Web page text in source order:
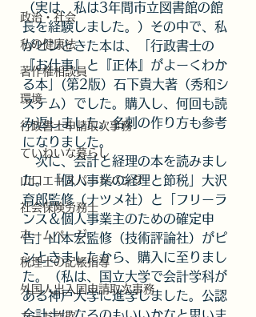
政治・社会
私の健康法
著作権相談員
環境
行政書士申請取次事務
ていねいな暮らし
山口エキスパートバンク
社会保険労務士
ホームページ
税理士の記帳指導
外国人出入国申請取次事務
（実は、私は3年間市立図書館の館
長を経験しました。）その中で、私
がピンときた本は、「行政書士の
『お仕事』と『正体』がよーくわか
る本」(第2版）石下貴大著（秀和シ
ステム）でした。購入し、何回も読
み返しました。名刺の作り方も参考
になりました。
次に、会計と経理の本を読みまし
た。「個人事業の経理と節税」大沢
育郎監修（ナツメ社）と「フリーラ
ンス＆個人事業主のための確定申
告」山本宏監修（技術評論社）がピ
ンときましたから、購入に至りまし
た。（私は、国立大学で会計学科が
ある神戸大学に進学しました。公認